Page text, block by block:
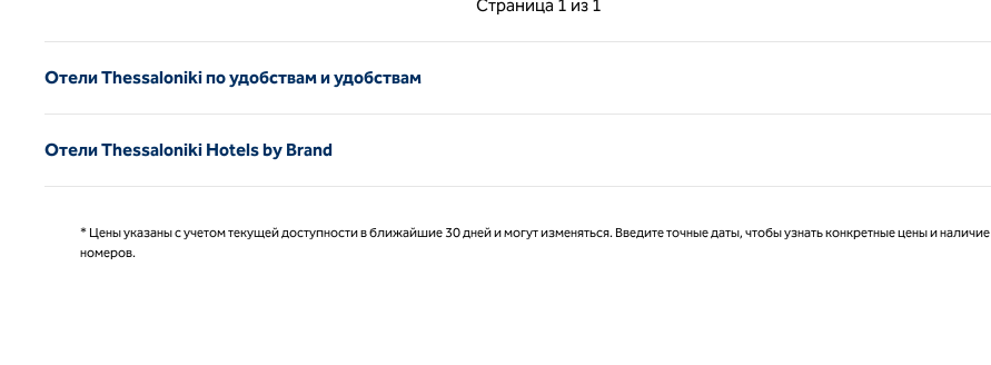
Страница 1 из 1
Страница 1 из 1
Отели Thessaloniki по удобствам и удобствам
Отели Thessaloniki Hotels by Brand
* Цены указаны с учетом текущей доступности в ближайшие 30 дней и могут изменяться. Введите точные даты, чтобы узнать конкретные цены и наличие
номеров.